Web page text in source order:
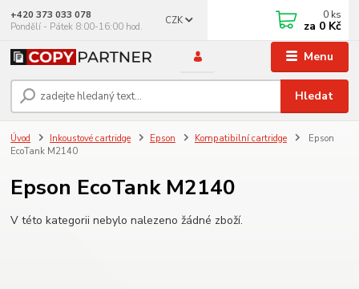
Menu
CZK
Hledat
+420 373 033 078
Pondělí - Pátek 8:00-16:00 hod.
0 ks
za 0 Kč
Úvod Inkoustové cartridge Epson Kompatibilní cartridge
Epson
EcoTank M2140
Epson EcoTank M2140
V této kategorii nebylo nalezeno žádné zboží.